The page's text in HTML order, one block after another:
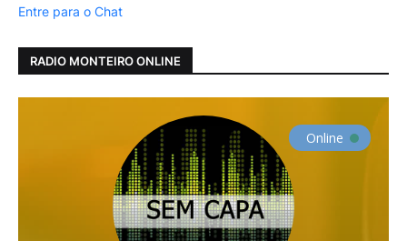
Entre para o Chat
RADIO MONTEIRO ONLINE